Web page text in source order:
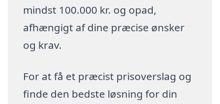
mindst 100.000 kr. og opad,
afhængigt af dine præcise ønsker
og krav.
For at få et præcist prisoverslag og
finde den bedste løsning for din